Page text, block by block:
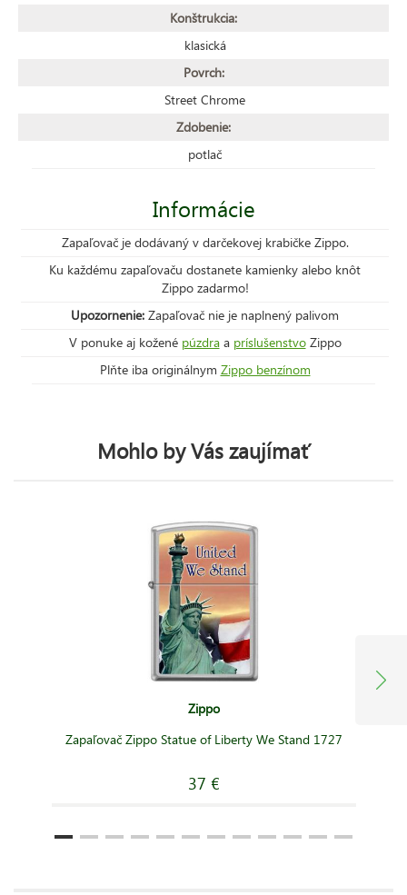
Konštrukcia:
klasická
Povrch:
Street Chrome
Zdobenie:
potlač
Informácie
Zapaľovač je dodávaný v darčekovej krabičke Zippo.
Ku každému zapaľovaču dostanete kamienky alebo knôt
Zippo zadarmo!
Upozornenie: Zapaľovač nie je naplnený palivom
V ponuke aj kožené púzdraa príslušenstvoZippo
Plňte iba originálnym Zippo benzínom
Mohlo by Vás zaujímať
Zippo
Zapaľovač Zippo Statue of Liberty We Stand 1727
37 €